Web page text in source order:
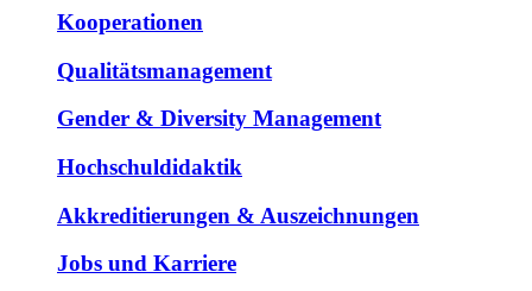
Kooperationen
Qualitätsmanagement
Gender & Diversity Management
Hochschuldidaktik
Akkreditierungen & Auszeichnungen
Jobs und Karriere